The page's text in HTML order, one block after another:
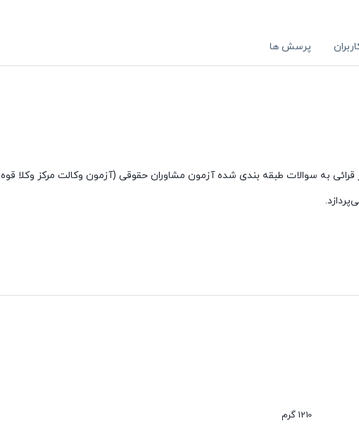
پرسش ها
به سوالات طبقه بندی شده آزمون مشاوران حقوقی (آزمون وکالت مرکز وکلا قوه
1210 گرم